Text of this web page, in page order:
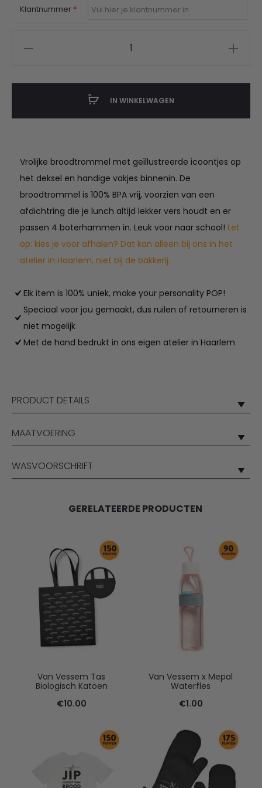
Vrolijke broodtrommel met geïllustreerde icoontjes op
het deksel en handige vakjes binnenin. De
broodtrommel is 100% BPA vrij, voorzien van een
afdichtring die je lunch altijd lekker vers houdt en er
passen 4 boterhammen in. Leuk voor naar school! Let
op: kies je voor afhalen? Dat kan alleen bij ons in het
atelier in Haarlem, niet bij de bakkerij.
Elk item is 100% uniek, make your personality POP!
Speciaal voor jou gemaakt, dus ruilen of retourneren is
niet mogelijk
Met de hand bedrukt in ons eigen atelier in Haarlem
Klantnummer *
IN WINKELWAGEN
PRODUCT DETAILS
MAATVOERING
WASVOORSCHRIFT
GERELATEERDE PRODUCTEN
Van Vessem Tas
Biologisch Katoen
€10.00
Van Vessem x Mepal
Waterfles
€1.00